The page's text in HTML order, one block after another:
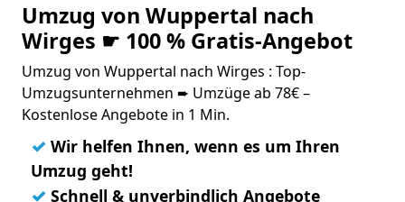
Umzug von Wuppertal nach
Wirges ☛ 100 % Gratis-Angebot
Umzug von Wuppertal nach Wirges : Top-
Umzugsunternehmen ➨ Umzüge ab 78€ –
Kostenlose Angebote in 1 Min.
✓ Wir helfen Ihnen, wenn es um Ihren
Umzug geht!
✓ Schnell & unverbindlich Angebote